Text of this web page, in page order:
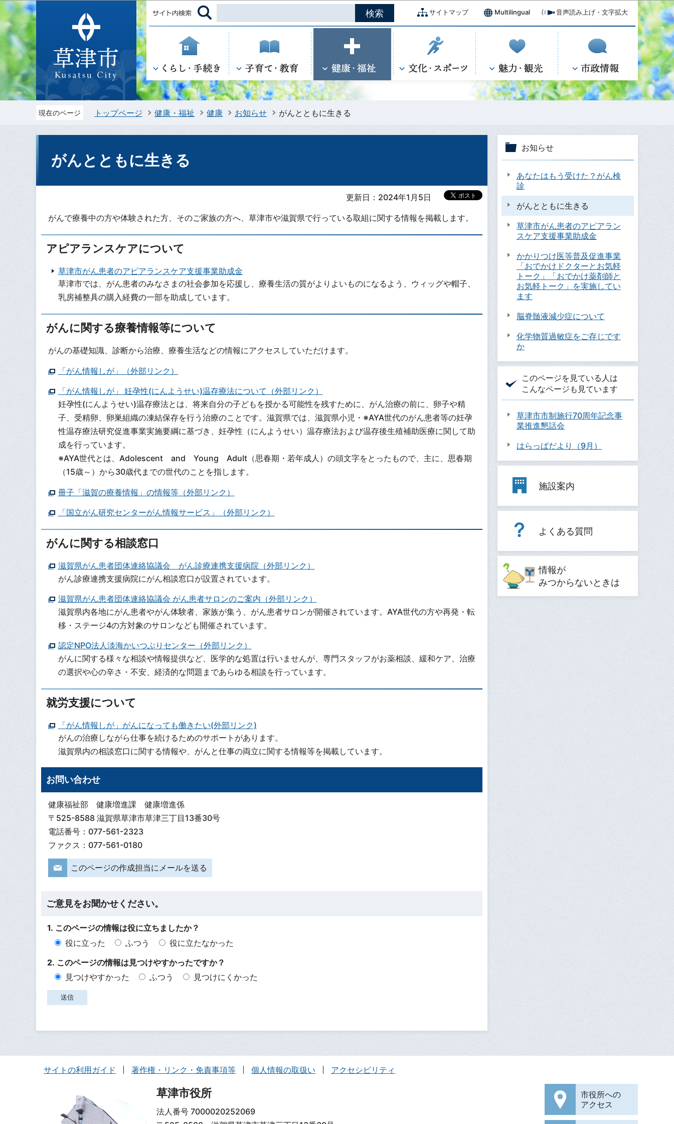
このページの本文へ移動
サイトマップ Multilingual 音声読み上げ・文字拡大
現在のページ トップページ 健康・福祉 健康 お知らせ がんとともに生きる
がんとともに生きる
更新日：2024年1月5日
がんで療養中の方や体験された方、そのご家族の方へ、草津市や滋賀県で行っている取組に関する情報を掲載します。
アピアランスケアについて
草津市がん患者のアピアランスケア支援事業助成金
草津市では、がん患者のみなさまの社会参加を応援し、療養生活の質がよりよいものになるよう、ウィッグや帽子、
乳房補整具の購入経費の一部を助成しています。
がんに関する療養情報等について
がんの基礎知識、診断から治療、療養生活などの情報にアクセスしていただけます。
「がん情報しが」（外部リンク）
「がん情報しが」 妊孕性(にんようせい)温存療法について（外部リンク）
妊孕性(にんようせい)温存療法とは、将来自分の子どもを授かる可能性を残すために、がん治療の前に、卵子や精
子、受精卵、卵巣組織の凍結保存を行う治療のことです。滋賀県では、滋賀県小児・※AYA世代のがん患者等の妊孕
性温存療法研究促進事業実施要綱に基づき、妊孕性（にんようせい）温存療法および温存後生殖補助医療に関して助
成を行っています。
※AYA世代とは、Adolescent and Young Adult（思春期・若年成人）の頭文字をとったもので、主に、思春期
（15歳～）から30歳代までの世代のことを指します。
冊子「滋賀の療養情報」の情報等（外部リンク）
「国立がん研究センターがん情報サービス」（外部リンク）
がんに関する相談窓口
滋賀県がん患者団体連絡協議会 がん診療連携支援病院（外部リンク）
がん診療連携支援病院にがん相談窓口が設置されています。
滋賀県がん患者団体連絡協議会 がん患者サロンのご案内（外部リンク）
滋賀県内各地にがん患者やがん体験者、家族が集う、がん患者サロンが開催されています。AYA世代の方や再発・転
移・ステージ4の方対象のサロンなども開催されています。
認定NPO法人淡海かいつぶりセンター（外部リンク）
がんに関する様々な相談や情報提供など、医学的な処置は行いませんが、専門スタッフがお薬相談、緩和ケア、治療
の選択や心の辛さ・不安、経済的な問題まであらゆる相談を行っています。
就労支援について
「がん情報しが」がんになっても働きたい(外部リンク)
がんの治療しながら仕事を続けるためのサポートがあります。
滋賀県内の相談窓口に関する情報や、がんと仕事の両立に関する情報等を掲載しています。
お問い合わせ
健康福祉部 健康増進課 健康増進係
〒525-8588 滋賀県草津市草津三丁目13番30号
電話番号：077-561-2323
ファクス：077-561-0180
このページの作成担当にメールを送る
ご意見をお聞かせください。
1. このページの情報は役に立ちましたか？
役に立った
ふつう
役に立たなかった
2. このページの情報は見つけやすかったですか？
見つけやすかった
ふつう 見つけにくかった
お知らせ
あなたはもう受けた？がん検
診
がんとともに生きる
草津市がん患者のアピアラン
スケア支援事業助成金
かかりつけ医等普及促進事業
「おでかけドクターとお気軽
トーク」「おでかけ薬剤師と
お気軽トーク」を実施してい
ます
脳脊髄液減少症について
化学物質過敏症をご存じです
か
このページを見ている人は
こんなページも見ています
草津市市制施行70周年記念事
業推進懇話会
はらっぱだより（9月）
施設案内
よくある質問
情報が
みつからないときは
サイトの利用ガイド 著作権・リンク・免責事項等 個人情報の取扱い アクセシビリティ
草津市役所
法人番号 7000020252069
市役所への
アクセス